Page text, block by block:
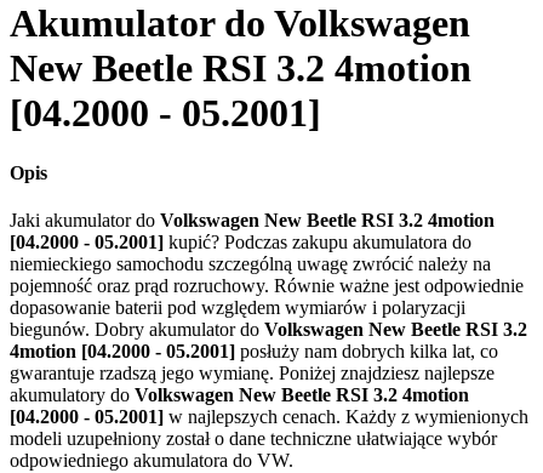
Akumulator do Volkswagen
New Beetle RSI 3.2 4motion
[04.2000 - 05.2001]
Opis
Jaki akumulator do Volkswagen New Beetle RSI 3.2 4motion
[04.2000 - 05.2001] kupić? Podczas zakupu akumulatora do
niemieckiego samochodu szczególną uwagę zwrócić należy na
pojemność oraz prąd rozruchowy. Równie ważne jest odpowiednie
dopasowanie baterii pod względem wymiarów i polaryzacji
biegunów. Dobry akumulator do Volkswagen New Beetle RSI 3.2
4motion [04.2000 - 05.2001] posłuży nam dobrych kilka lat, co
gwarantuje rzadszą jego wymianę. Poniżej znajdziesz najlepsze
akumulatory do Volkswagen New Beetle RSI 3.2 4motion
[04.2000 - 05.2001] w najlepszych cenach. Każdy z wymienionych
modeli uzupełniony został o dane techniczne ułatwiające wybór
odpowiedniego akumulatora do VW.